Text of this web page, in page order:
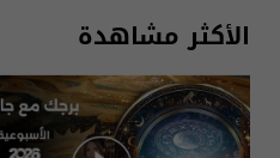
الأكثر مشاهدة